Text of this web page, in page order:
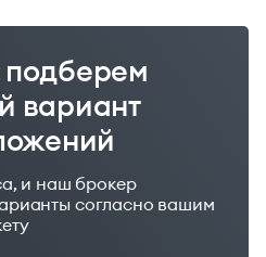
вариант
и наш брокер
согласно вашим